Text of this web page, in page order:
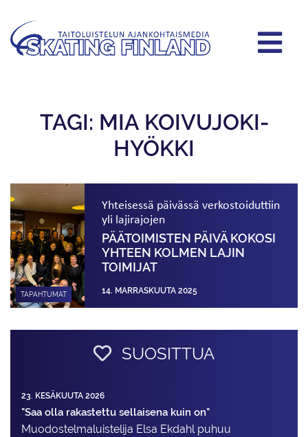
TAGI: MIA KOIVUJOKI-
HYÖKKI
TAPAHTUMAT
Yhteisessä päivässä verkostoiduttiin
yli lajirajojen
PÄÄTOIMISTEN PÄIVÄ KOKOSI
YHTEEN KOLMEN LAJIN
TOIMIJAT
14. MARRASKUUTA 2025
SUOSITTUA
23. KESÄKUUTA 2026
"Saa olla rakastettu sellaisena kuin on"
Muodostelma­luistelija Elsa Ekdahl puhuu